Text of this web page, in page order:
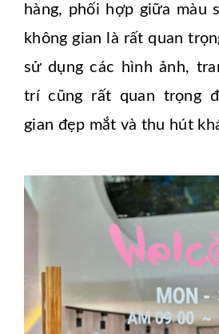
hàng, phối hợp giữa màu
không gian là rất quan
sử dụng các hình ảnh,
trí cũng rất quan trọng
gian đẹp mắt và thu hút